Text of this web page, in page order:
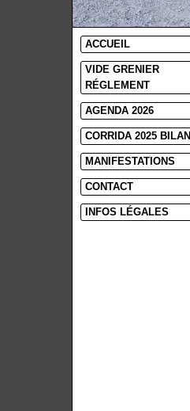
ACCUEIL
VIDE GRENIER
RÉGLEMENT
AGENDA 2026
CORRIDA 2025 BILAN
MANIFESTATIONS
CONTACT
INFOS LÉGALES